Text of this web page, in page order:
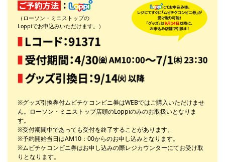
（ローソン・ミニストップの
Loppiでお申込みいただけます。）
※グッズ引換券付ムビチケコンビニ券はWEBではご購入いただけませ
ん。ローソン・ミニストップ店頭のLoppiのみのお取扱いとなりま
す。
※受付期間中であっても受付を終了することがあります。
※予約開始当日はAM10：00からのお申し込みとなります。
※ムビチケコンビニ券はお申し込みの際レジカウンターにてお受け取
りとなります。